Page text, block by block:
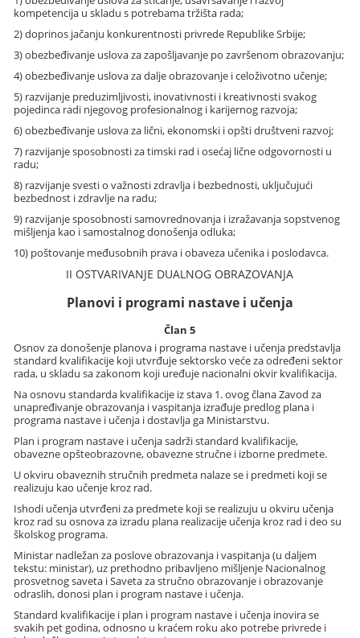
kompetencija u skladu s potrebama tržišta rada;
2) doprinos jačanju konkurentnosti privrede Republike Srbije;
3) obezbeđivanje uslova za zapošljavanje po završenom obrazovanju;
4) obezbeđivanje uslova za dalje obrazovanje i celoživotno učenje;
5) razvijanje preduzimljivosti, inovativnosti i kreativnosti svakog
pojedinca radi njegovog profesionalnog i karijernog razvoja;
6) obezbeđivanje uslova za lični, ekonomski i opšti društveni razvoj;
7) razvijanje sposobnosti za timski rad i osećaj lične odgovornosti u
radu;
8) razvijanje svesti o važnosti zdravlja i bezbednosti, uključujući
bezbednost i zdravlje na radu;
9) razvijanje sposobnosti samovrednovanja i izražavanja sopstvenog
mišljenja kao i samostalnog donošenja odluka;
10) poštovanje međusobnih prava i obaveza učenika i poslodavca.
II OSTVARIVANJE DUALNOG OBRAZOVANJA
Planovi i programi nastave i učenja
Član 5
Osnov za donošenje planova i programa nastave i učenja predstavlja
standard kvalifikacije koji utvrđuje sektorsko veće za određeni sektor
rada, u skladu sa zakonom koji uređuje nacionalni okvir kvalifikacija.
Na osnovu standarda kvalifikacije iz stava 1. ovog člana Zavod za
unapređivanje obrazovanja i vaspitanja izrađuje predlog plana i
programa nastave i učenja i dostavlja ga Ministarstvu.
Plan i program nastave i učenja sadrži standard kvalifikacije,
obavezne opšteobrazovne, obavezne stručne i izborne predmete.
U okviru obaveznih stručnih predmeta nalaze se i predmeti koji se
realizuju kao učenje kroz rad.
Ishodi učenja utvrđeni za predmete koji se realizuju u okviru učenja
kroz rad su osnova za izradu plana realizacije učenja kroz rad i deo su
školskog programa.
Ministar nadležan za poslove obrazovanja i vaspitanja (u daljem
tekstu: ministar), uz prethodno pribavljeno mišljenje Nacionalnog
prosvetnog saveta i Saveta za stručno obrazovanje i obrazovanje
odraslih, donosi plan i program nastave i učenja.
Standard kvalifikacije i plan i program nastave i učenja inovira se
svakih pet godina, odnosno u kraćem roku ako potrebe privrede i